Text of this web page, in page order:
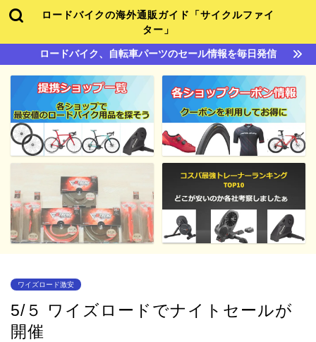
ロードバイクの海外通販ガイド「サイクルファイ
ター」
ロードバイク、自転車パーツのセール情報を毎日発信
ワイズロード激安
5/５ ワイズロードでナイトセールが
開催